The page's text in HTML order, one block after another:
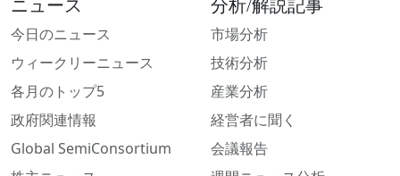
ニュース
今日のニュース
ウィークリーニュース
各月のトップ5
政府関連情報
Global SemiConsortium
分析/解説記事
市場分析
技術分析
産業分析
経営者に聞く
会議報告